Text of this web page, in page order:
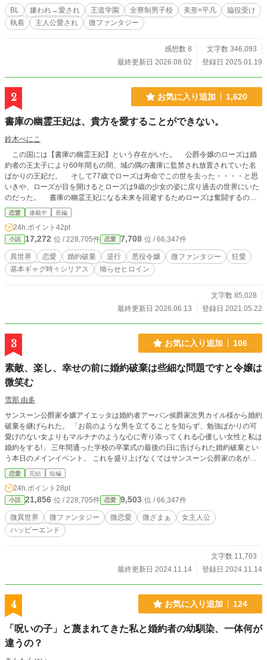
れたとるに足らない凡人が、凡人なりに走り続けて少しずつ
認められ愛されていく話。 2025.10.30 第13回ＢＬ大賞に参
加しています。応援していただけると嬉しいです。 ※王道学
が大勢に好かれています。 ※嫌われ(?)→愛されですが、全員
が従者を愛すわけではありません。 ※呪いとかが平然と存在
いただけますと幸いです。 いいねやコメントは頂けましたら
BL 嫌われ→愛され 王道学園 全寮制男子校 美形×平凡
脇役受け
執着
主人公愛され 微ファンタジー
感想数 8
文字数 346,093
最終更新日 2026.08.02
登録日 2025.01.19
2 お気に入り追加 1,620
書庫の幽霊王妃は、貴方を愛することができない。
鈴木べにこ
この国には【書庫の幽霊王妃】という存在がいた。 公爵令嬢のローズは婚
約者の王太子により60年間もの間、城の隅の書庫に監禁され放置されていた名
ばかりの王妃だ。 そして77歳でローズは寿命でこの世を去った・・・・と思
いきや、ローズが目を開けるとローズは9歳の少女の姿に戻り過去の世界にいた
のだった。 書庫の幽霊王妃になる未来を回避するためローズは奮闘するのだ
ったが、1回目の人生の時にローズを邪険に扱っていた王太子が何故かしつこく
付き纏ってくるのだが・・・。 前世での恨みを忘れられなくて拗らせまくっ
ている暴走ローズと、ローズを愛し愛されたい病んでる王子の物語です。 ★注
意事項★ 最初の数話がクッソ重いだけで基本ギャク時々シリアス時々絶望で
す。まれにギャグありなのに痛々しいワードアリ、グロ注意、狂愛アリ、になり
ます。 気分転換と他の作品にも興味持っていただきたくて書きました(´∀｀) も
う一つの作品である 【婚約者のいる側近と婚約させられた私は悪の聖女と呼ば
恋愛 連載中 長編
24h.ポイント 42pt
小説 17,272 位 / 228,705件 恋愛 7,708 位 / 66,347件
異世界 恋愛 婚約破棄 逆行 悪役令嬢 微ファンタジー
狂愛
基本ギャグ時々シリアス
拗らせヒロイン
文字数 85,028
最終更新日 2026.06.13
登録日 2021.05.22
3 お気に入り追加 106
素敵、楽し、幸せの前に婚約破棄は些細な問題ですと令嬢は
微笑む
雪那 由多
サンスーン公爵家令嬢アイエッタは婚約者アーバン侯爵家次男カイル様から婚約
破棄を継げられた。 「お前のような男を立てることを知らず、勉強ばかりの可
愛げのない女よりもマルチナのような心に寄り添ってくれる心優しい女性と私は
婚約をする!」 三年間通った学校の卒業式の最後の日に告げられた婚約破棄とい
う本日のメインイベント。 これを盛り上げなくてはサンスーン公爵家の名が廃
れると言うもの。 こんな婚約者を用意してきたお父様もついでにご一緒に覚悟
してくださいね？ アイエッタも好きなことに没頭するために立ち上がるのだっ
た。 そんなゆるい設定とアイエッタを生温かく見守りください。
恋愛 完結 短編
24h.ポイント 28pt
小説 21,856 位 / 228,705件 恋愛 9,503 位 / 66,347件
微異世界 微ファンタジー 微恋愛 微ざまぁ
女主人公
ハッピーエンド
文字数 11,703
最終更新日 2024.11.14
登録日 2024.11.14
4 お気に入り追加 124
「呪いの子」と蔑まれてきた私と婚約者の幼馴染、一体何が
違うの？